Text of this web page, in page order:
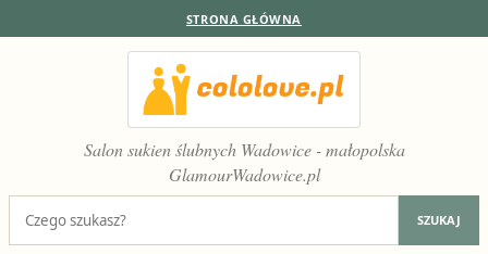
STRONA GŁÓWNA
Salon sukien ślubnych Wadowice - małopolska
GlamourWadowice.pl
SZUKAJ